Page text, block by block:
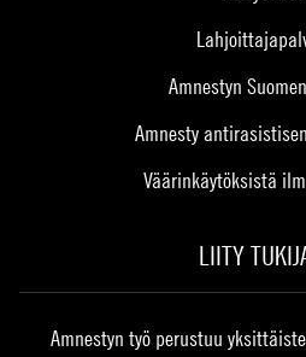
Amnestyn
Amnesty
Väärinkäytöksistä
LIITY
Amnestyn työ perustuu